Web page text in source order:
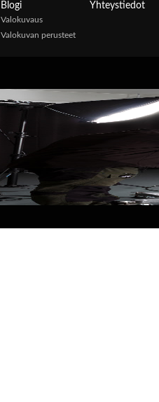
Blogi
Valokuvaus
Valokuvan perusteet
Yhteystiedot